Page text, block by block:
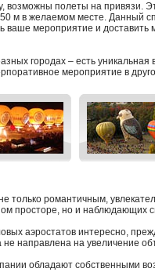
возможны полеты на привязи.
м в желаемом месте. Данный
мероприятие и доставить
городах – есть уникальная
мероприятие в
только романтичным,
просторе, но и наблюдающих
аэростатов интересно,
направлена на увеличение
обладают собственными